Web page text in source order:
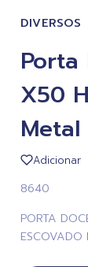
DIVERSOS
Porta
X50
Metal
Adicionar
8640
PORTA
ESCOVADO